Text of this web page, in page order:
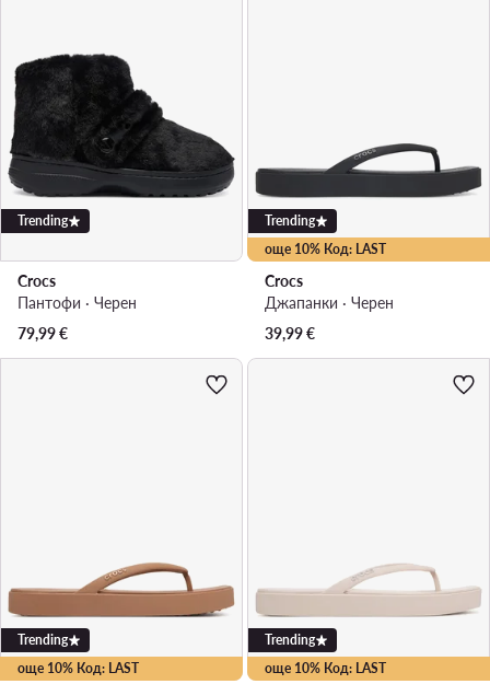
Trending
Crocs
Пантофи · Черен
79,99€
още 10% Код: LAST
Trending
Crocs
Джапанки · Черен
39,99€
още 10% Код: LAST
Trending
още 10% Код: LAST
Trending